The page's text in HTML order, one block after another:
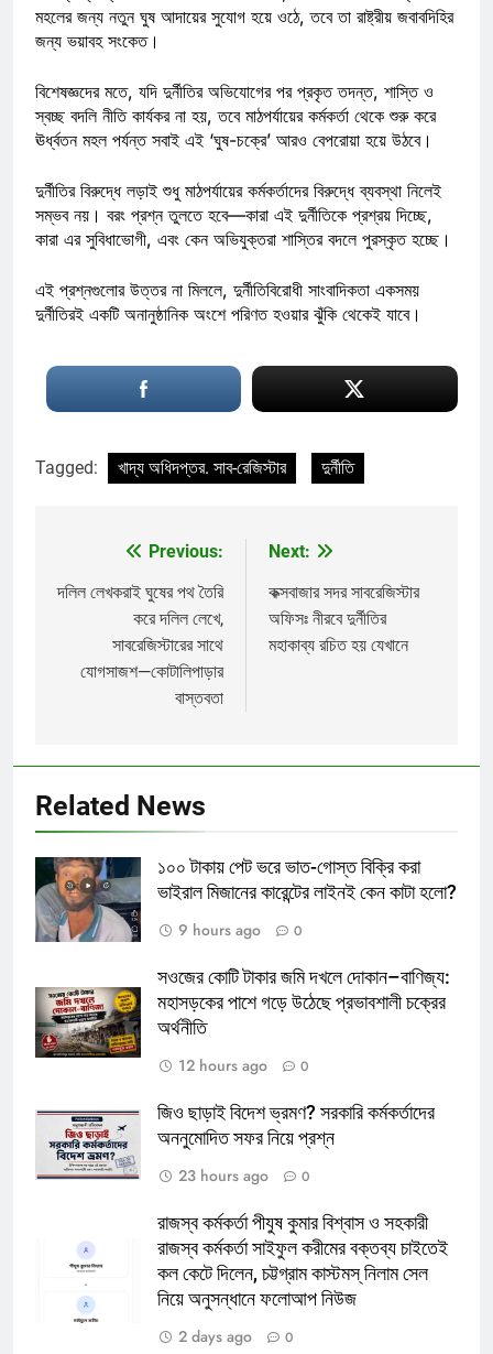
মহলের জন্য নতুন ঘুষ আদায়ের সুযোগ হয়ে ওঠে, তবে তা রাষ্ট্রীয় জবাবদিহির
জন্য ভয়াবহ সংকেত।
বিশেষজ্ঞদের মতে, যদি দুর্নীতির অভিযোগের পর প্রকৃত তদন্ত, শাস্তি ও
স্বচ্ছ বদলি নীতি কার্যকর না হয়, তবে মাঠপর্যায়ের কর্মকর্তা থেকে শুরু করে
ঊর্ধ্বতন মহল পর্যন্ত সবাই এই ‘ঘুষ-চক্রে’ আরও বেপরোয়া হয়ে উঠবে।
দুর্নীতির বিরুদ্ধে লড়াই শুধু মাঠপর্যায়ের কর্মকর্তাদের বিরুদ্ধে ব্যবস্থা নিলেই
সম্ভব নয়। বরং প্রশ্ন তুলতে হবে—কারা এই দুর্নীতিকে প্রশ্রয় দিচ্ছে,
কারা এর সুবিধাভোগী, এবং কেন অভিযুক্তরা শাস্তির বদলে পুরস্কৃত হচ্ছে।
এই প্রশ্নগুলোর উত্তর না মিললে, দুর্নীতিবিরোধী সাংবাদিকতা একসময়
দুর্নীতিরই একটি অনানুষ্ঠানিক অংশে পরিণত হওয়ার ঝুঁকি থেকেই যাবে।
Tagged: খাদ্য অধিদপ্তর. সাব-রেজিস্টার দুর্নীতি
navigation
Previous:
দলিল লেখকরাই ঘুষের পথ তৈরি
করে দলিল লেখে,
সাবরেজিস্টারের সাথে
যোগসাজশ—কোটালিপাড়ার
বাস্তবতা
Next:
কক্সবাজার সদর সাবরেজিস্টার
অফিসঃ নীরবে দুর্নীতির
মহাকাব্য রচিত হয় যেখানে
Related News
১০০ টাকায় পেট ভরে ভাত-গোস্ত বিক্রি করা
ভাইরাল মিজানের কারেন্টের লাইনই কেন কাটা হলো?
9 hours ago
0
সওজের কোটি টাকার জমি দখলে দোকান–বাণিজ্য:
মহাসড়কের পাশে গড়ে উঠেছে প্রভাবশালী চক্রের
অর্থনীতি
12 hours ago
0
জিও ছাড়াই বিদেশ ভ্রমণ? সরকারি কর্মকর্তাদের
অননুমোদিত সফর নিয়ে প্রশ্ন
23 hours ago
0
রাজস্ব কর্মকর্তা পীযুষ কুমার বিশ্বাস ও সহকারী
রাজস্ব কর্মকর্তা সাইফুল করীমের বক্তব্য চাইতেই
কল কেটে দিলেন, চট্টগ্রাম কাস্টমস্ নিলাম সেল
নিয়ে অনুসন্ধানে ফলোআপ নিউজ
2 days ago
0